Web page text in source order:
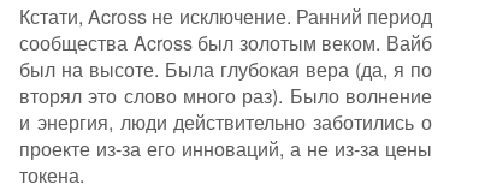
Кстати, Across не исключение. Ранний период
сообщества Across был золотым веком. Вайб
был на высоте. Была глубокая вера (да, я по
вторял это слово много раз). Было волнение
и энергия, люди действительно заботились о
проекте из-за его инноваций, а не из-за цены
токена.